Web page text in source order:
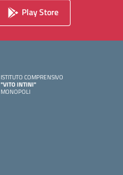
Play Store
ISTITUTO COMPRENSIVO
"VITO INTINI"
MONOPOLI